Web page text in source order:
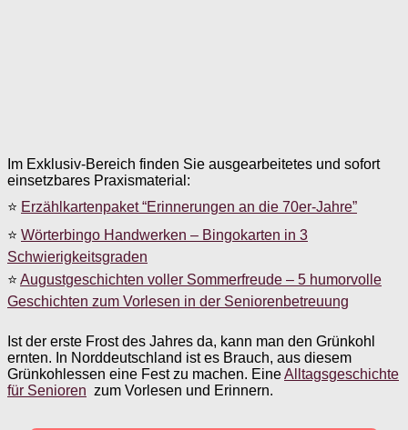
Im Exklusiv-Bereich finden Sie ausgearbeitetes und sofort
einsetzbares Praxismaterial:
⭐ Erzählkartenpaket “Erinnerungen an die 70er-Jahre”
⭐ Wörterbingo Handwerken – Bingokarten in 3
Schwierigkeitsgraden
⭐ Augustgeschichten voller Sommerfreude – 5 humorvolle
Geschichten zum Vorlesen in der Seniorenbetreuung
Ist der erste Frost des Jahres da, kann man den Grünkohl
ernten. In Norddeutschland ist es Brauch, aus diesem
Grünkohlessen eine Fest zu machen. EineAlltagsgeschichte
für Senioren zum Vorlesen und Erinnern.